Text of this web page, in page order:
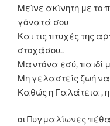
Μείνε ακίνητη με το
γόνατά σου
Και τις πτυχές της
στοχάσου..
Μαντόνα εσύ, παιδί
Μη γελαστείς ζωή
Καθώς η Γαλάτεια ,
οι Πυγμαλίωνες